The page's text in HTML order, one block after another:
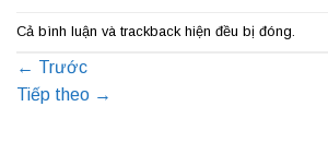
Cả bình luận và trackback hiện đều bị đóng.
← Trước
Tiếp theo →